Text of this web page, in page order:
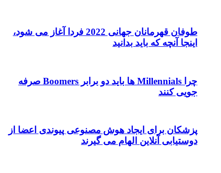
طوفان قهرمانان جهانی 2022 فردا آغاز می شود،
اینجا آنچه که باید بدانید
چرا Millennials ها باید دو برابر Boomers صرفه
جویی کنند
پزشکان برای ایجاد هوش مصنوعی پیوندی اعضا از
دوستیابی آنلاین الهام می گیرند